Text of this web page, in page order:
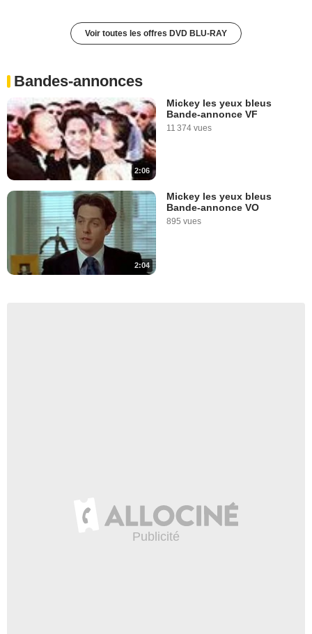
Voir toutes les offres DVD BLU-RAY
Bandes-annonces
2:06
Mickey les yeux bleus
Bande-annonce VF
11 374 vues
2:04
Mickey les yeux bleus
Bande-annonce VO
895 vues